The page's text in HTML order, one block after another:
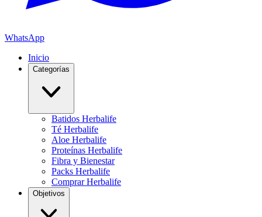
WhatsApp
Inicio
Categorías
Batidos Herbalife
Té Herbalife
Aloe Herbalife
Proteínas Herbalife
Fibra y Bienestar
Packs Herbalife
Comprar Herbalife
Objetivos